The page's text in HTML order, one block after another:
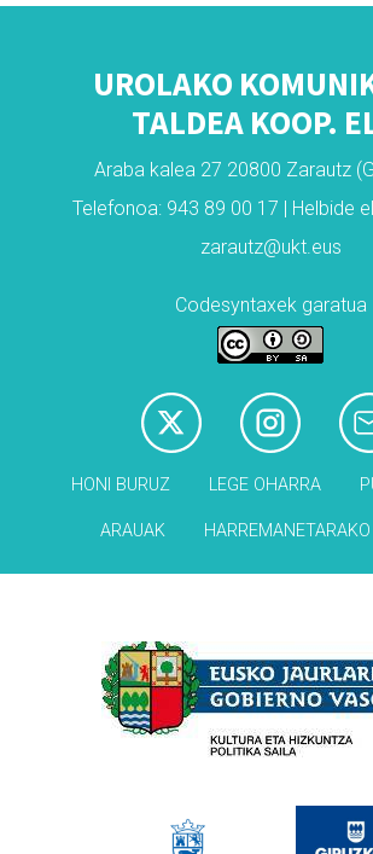
UROLAKO
TALDEA KOOP.
Araba kalea 27 20800 Zarautz
Telefonoa: 943 89 00 17 | Helbide
zarautz@ukt.eus
Codesyntaxek garatua
HONI BURUZ LEGE OHARRA
ARAUAK HARREMANETARAKO